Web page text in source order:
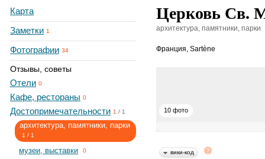
Карта
Заметки 1
Фотографии 34
Отзывы, советы
Отели 0
Кафе, рестораны 0
Достопримечательности 1 / 1
архитектура, памятники, парки
1 / 1
музеи, выставки 0
Церковь Св.
архитектура, памятники, парки
Франция, Sartène
10 фото
вики-код